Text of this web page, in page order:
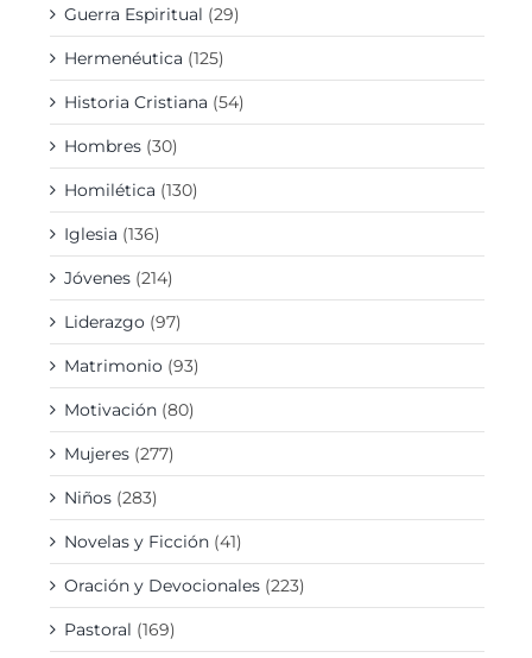
Guerra Espiritual (29)
Hermenéutica (125)
Historia Cristiana (54)
Hombres (30)
Homilética (130)
Iglesia (136)
Jóvenes (214)
Liderazgo (97)
Matrimonio (93)
Motivación (80)
Mujeres (277)
Niños (283)
Novelas y Ficción (41)
Oración y Devocionales (223)
Pastoral (169)